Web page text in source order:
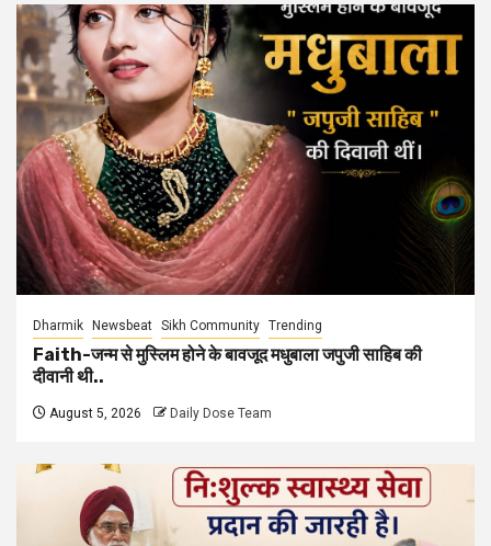
Dharmik Newsbeat Sikh Community Trending
Faith-जन्म से मुस्लिम होने के बावजूद मधुबाला जपुजी साहिब की
दीवानी थी..
August 5, 2026 Daily Dose Team